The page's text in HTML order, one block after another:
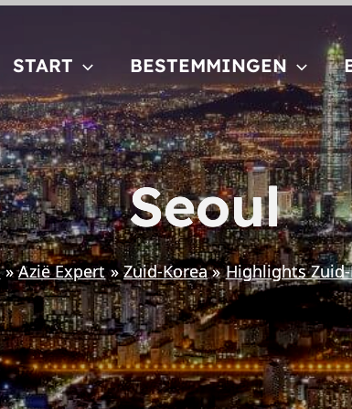
START BESTEMMINGEN
Seoul
Azië Expert Zuid-Korea Highlights